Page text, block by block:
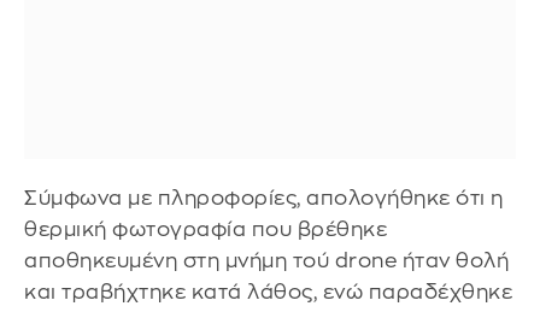
Σύμφωνα με πληροφορίες, απολογήθηκε ότι η
θερμική φωτογραφία που βρέθηκε
αποθηκευμένη στη μνήμη τού drone ήταν θολή
και τραβήχτηκε κατά λάθος, ενώ παραδέχθηκε